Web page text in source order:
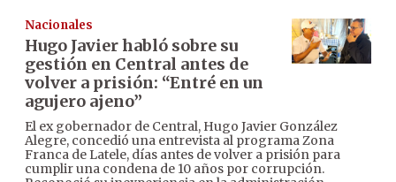
Nacionales
Hugo Javier habló sobre su
gestión en Central antes de
volver a prisión: “Entré en un
agujero ajeno”
El ex gobernador de Central, Hugo Javier González
Alegre, concedió una entrevista al programa Zona
Franca de Latele, días antes de volver a prisión para
cumplir una condena de 10 años por corrupción.